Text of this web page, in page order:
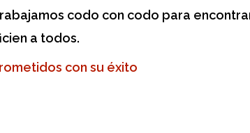
codo con codo para
a todos.
con su éxito